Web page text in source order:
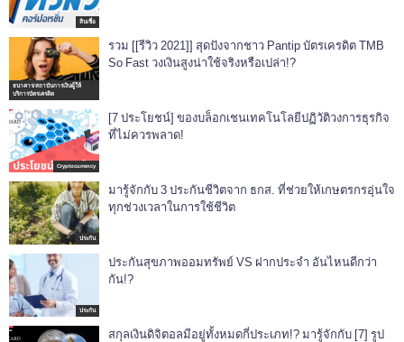
สินเชื่อ
ธนาคาร/สถาบันการเงินผู้ให้
บริการบัตรเครดิต
รวม [[รีวิว 2021]] สุดปังจากชาว Pantip บัตรเครดิต TMB
So Fast วงเงินสูงน่าใช้จริงหรือเปล่า!?
Cryptocurrency
[7 ประโยชน์] ของบล็อกเชนเทคโนโลยีปฏิวัติวงการธุรกิจ
ที่ไม่ควรพลาด!
ประกัน
มารู้จักกับ 3 ประกันชีวิตจาก ธกส. ที่ช่วยให้เกษตรกรอุ่นใจ
ทุกช่วงเวลาในการใช้ชีวิต
ประกัน
ประกันสุขภาพออมทรัพย์ VS ฝากประจำ อันไหนดีกว่า
กัน!?
สกุลเงินดิจิตอลมีอยู่ทั้งหมดกี่ประเภท!? มารู้จักกับ [7] รูป